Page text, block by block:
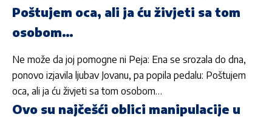
Poštujem oca, ali ja ću živjeti sa tom
osobom…
Ne može da joj pomogne ni Peja: Ena se srozala do dna,
ponovo izjavila ljubav Jovanu, pa popila pedalu: Poštujem
oca, ali ja ću živjeti sa tom osobom…
Ovo su najčešći oblici manipulacije u